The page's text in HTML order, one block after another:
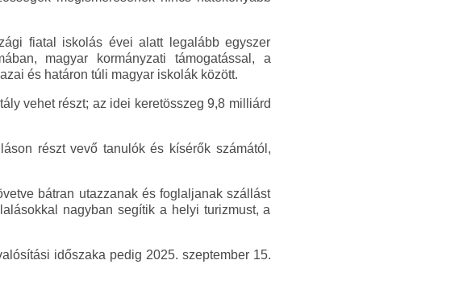
fiatal iskolás évei alatt legalább egyszer
magyar kormányzati támogatással, a
és határon túli magyar iskolák között.
vehet részt; az idei keretösszeg 9,8 milliárd
részt vevő tanulók és kísérők számától,
bátran utazzanak és foglaljanak szállást
nagyban segítik a helyi turizmust, a
időszaka pedig 2025. szeptember 15.